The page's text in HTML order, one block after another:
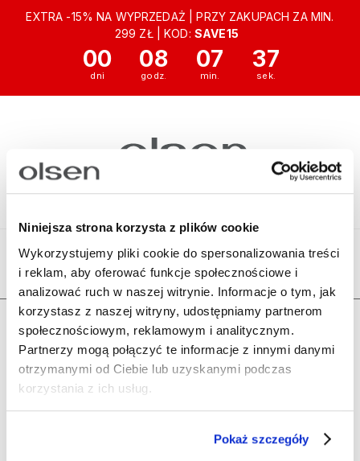
Niniejsza strona korzysta z plików cookie
Wykorzystujemy pliki cookie do spersonalizowania treści
i reklam, aby oferować funkcje społecznościowe i
analizować ruch w naszej witrynie. Informacje o tym, jak
korzystasz z naszej witryny, udostępniamy partnerom
społecznościowym, reklamowym i analitycznym.
Partnerzy mogą połączyć te informacje z innymi danymi
otrzymanymi od Ciebie lub uzyskanymi podczas
korzystania z ich usług.
Pokaż szczegóły
EXTRA -15% NA WYPRZEDAŻ | PRZY ZAKUPACH ZA MIN.
299 ZŁ | KOD: SAVE15
00 08 07 37
Ten produkt jest niedostępny.
Zamówienia
Olsen
Polecane kategorie